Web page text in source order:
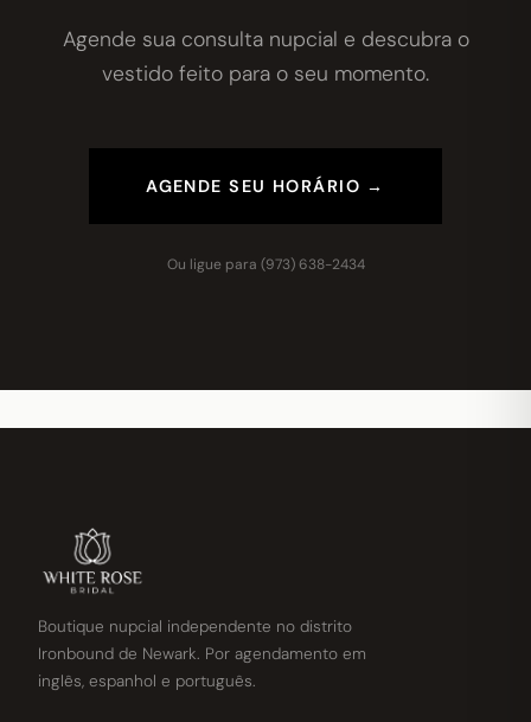
Agende sua consulta nupcial e descubra o
vestido feito para o seu momento.
AGENDE SEU HORÁRIO →
Ou ligue para (973) 638-2434
Boutique nupcial independente no distrito
Ironbound de Newark. Por agendamento em
inglês, espanhol e português.